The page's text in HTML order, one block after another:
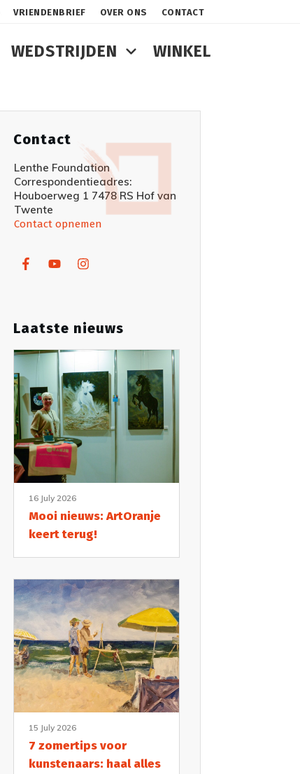
VRIENDENBRIEF OVER ONS CONTACT
WEDSTRIJDEN WINKEL
Contact
Lenthe Foundation
Correspondentieadres:
Houboerweg 1 7478 RS Hof van
Twente
Contact opnemen
Laatste nieuws
16 July 2026
Mooi nieuws: ArtOranje
keert terug!
15 July 2026
7 zomertips voor
kunstenaars: haal alles